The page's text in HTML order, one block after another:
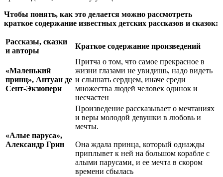
Чтобы понять, как это делается можно рассмотреть
краткое содержание известных детских рассказов и сказок:
Рассказы, сказки
и авторы
Краткое содержание произведений
«Маленький
принц», Антуан де
Сент-Экзюпери
Притча о том, что самое прекрасное в
жизни глазами не увидишь, надо видеть
и слышать сердцем, иначе среди
множества людей человек одинок и
несчастен
«Алые паруса»,
Александр Грин
Произведение рассказывает о мечтаниях
и веры молодой девушки в любовь и
мечты.
Она ждала принца, который однажды
приплывет к ней на большом корабле с
алыми парусами, и ее мечта в скором
времени сбылась